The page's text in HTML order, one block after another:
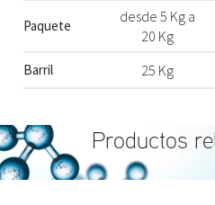
Paquete
desde 5 Kg a
20 Kg
Barril 25 Kg
Productos